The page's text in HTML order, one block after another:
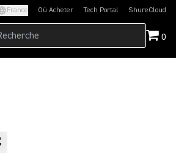
France Où Acheter Tech Portal
(Opens in a new tab)ShureCloud
(Opens in a new
0